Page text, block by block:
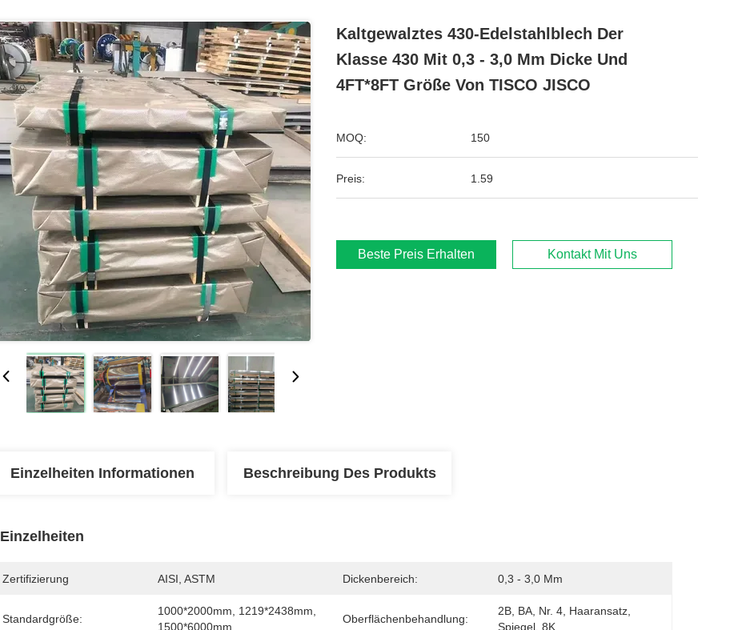
Kaltgewalztes 430-Edelstahlblech Der
Klasse 430 Mit 0,3 - 3,0 Mm Dicke Und
4FT*8FT Größe Von TISCO JISCO
MOQ: 150
Preis: 1.59
Beste Preis Erhalten Kontakt Mit Uns
Einzelheiten Informationen Beschreibung Des Produkts
Einzelheiten
Zertifizierung AISI, ASTM Dickenbereich: 0,3 - 3,0 Mm
Standardgröße:
1000*2000mm, 1219*2438mm,
1500*6000mm
Oberflächenbehandlung:
2B, BA, Nr. 4, Haaransatz,
Spiegel, 8K